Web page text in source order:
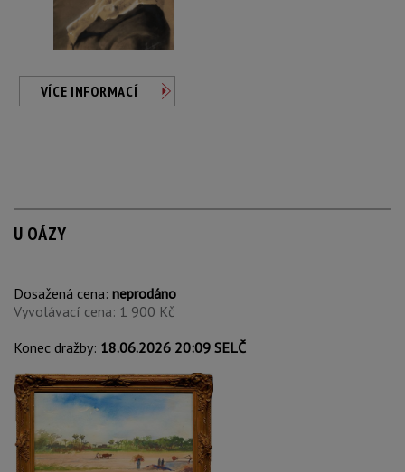
VÍCE INFORMACÍ
U OÁZY
Dosažená cena: neprodáno
Vyvolávací cena: 1 900 Kč
Konec dražby: 18.06.2026 20:09 SELČ